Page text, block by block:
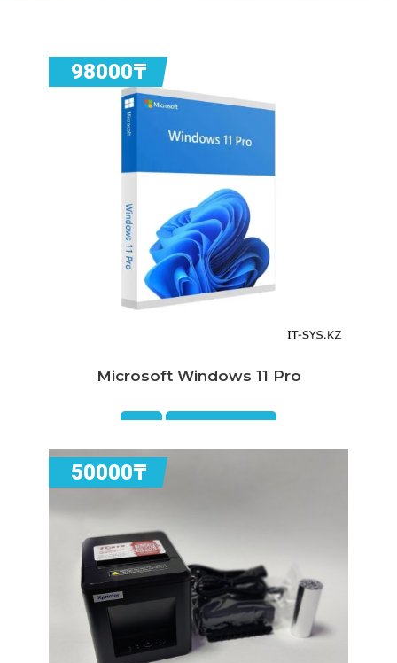
Microsoft Windows 11 Pro
98000₸
50000₸